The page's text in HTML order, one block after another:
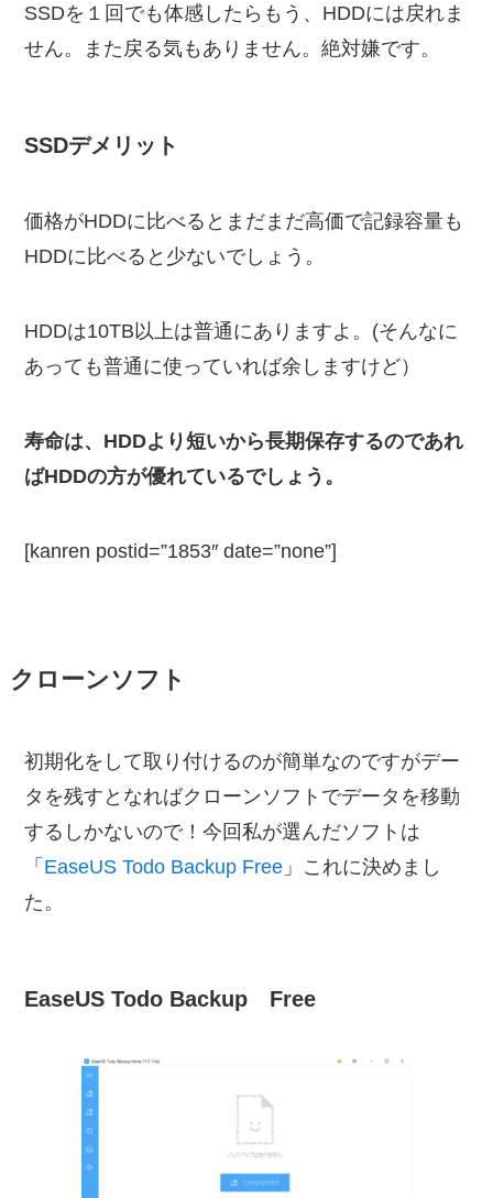
SSDを１回でも体感したらもう、HDDには戻れま
せん。また戻る気もありません。絶対嫌です。
SSDデメリット
価格がHDDに比べるとまだまだ高価で記録容量も
HDDに比べると少ないでしょう。
HDDは10TB以上は普通にありますよ。(そんなに
あっても普通に使っていれば余しますけど）
寿命は、HDDより短いから長期保存するのであれ
ばHDDの方が優れているでしょう。
[kanren postid=”1853″ date=”none”]
クローンソフト
初期化をして取り付けるのが簡単なのですがデー
タを残すとなればクローンソフトでデータを移動
するしかないので！今回私が選んだソフトは
「 EaseUS Todo Backup Free 」これに決めまし
た。
EaseUS Todo Backup Free